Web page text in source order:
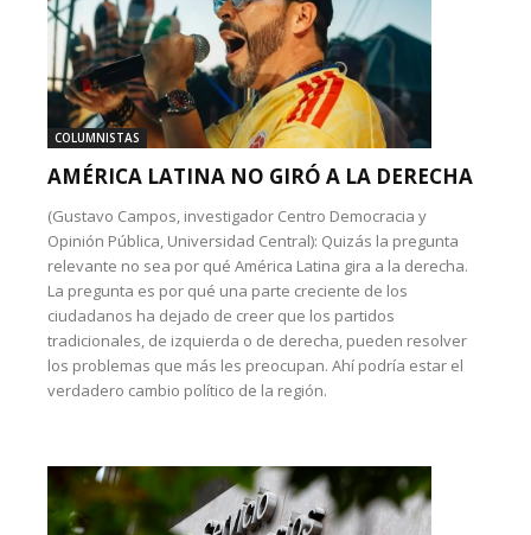
COLUMNISTAS
AMÉRICA LATINA NO GIRÓ A LA DERECHA
(Gustavo Campos, investigador Centro Democracia y
Opinión Pública, Universidad Central): Quizás la pregunta
relevante no sea por qué América Latina gira a la derecha.
La pregunta es por qué una parte creciente de los
ciudadanos ha dejado de creer que los partidos
tradicionales, de izquierda o de derecha, pueden resolver
los problemas que más les preocupan. Ahí podría estar el
verdadero cambio político de la región.